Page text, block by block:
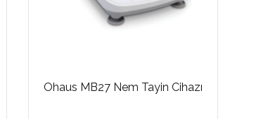
Ohaus MB27 Nem Tayin Cihazı